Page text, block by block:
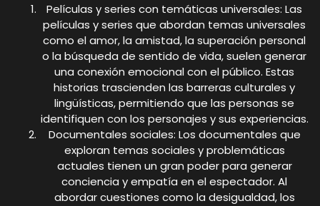
Películas y series con temáticas universales: Las
películas y series que abordan temas universales
como el amor, la amistad, la superación personal
o la búsqueda de sentido de vida, suelen generar
una conexión emocional con el público. Estas
historias trascienden las barreras culturales y
lingüísticas, permitiendo que las personas se
identifiquen con los personajes y sus experiencias.
Documentales sociales: Los documentales que
exploran temas sociales y problemáticas
actuales tienen un gran poder para generar
conciencia y empatía en el espectador. Al
abordar cuestiones como la desigualdad, los